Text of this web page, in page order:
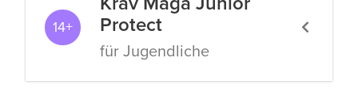
14+
Protect
für Jugendliche